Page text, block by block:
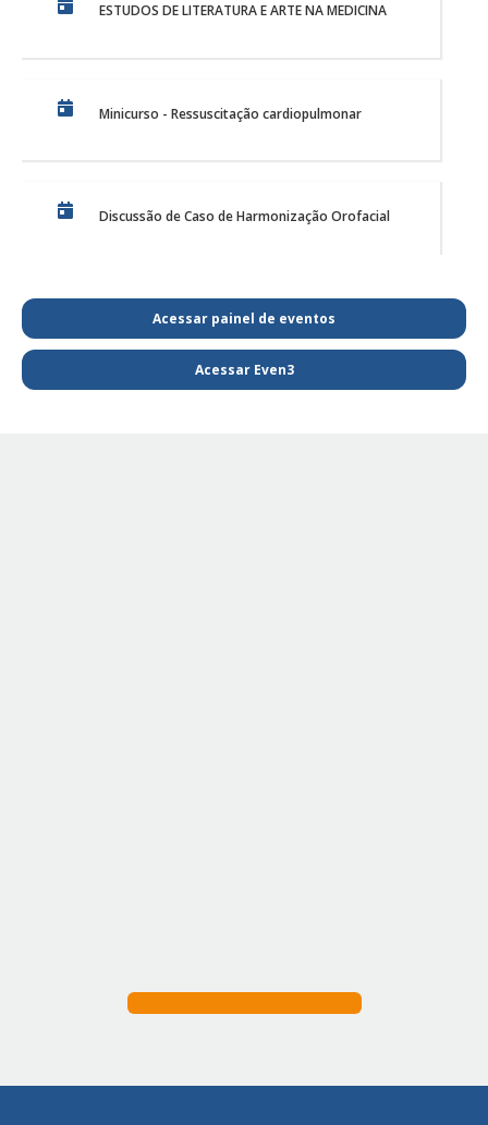
ESTUDOS DE LITERATURA E ARTE NA MEDICINA
Minicurso - Ressuscitação cardiopulmonar
Discussão de Caso de Harmonização Orofacial
PE Projeto de Reabilitação Funcional
Acessar painel de eventos
Acessar Even3